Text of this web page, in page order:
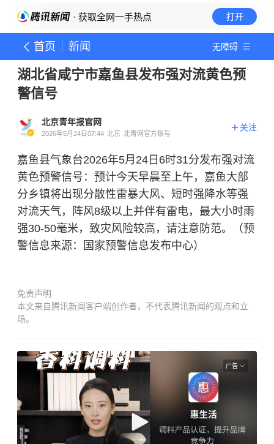
· 获取全网一手热点 打开
首页 新闻 无障碍
湖北省咸宁市嘉鱼县发布强对流黄色预
警信号
北京青年报官网
2026年5月24日07:44 北京 北青网官方账号
关注
嘉鱼县气象台2026年5月24日6时31分发布强对流
黄色预警信号：预计今天早晨至上午，嘉鱼大部
分乡镇将出现分散性雷暴大风、短时强降水等强
对流天气，阵风8级以上并伴有雷电，最大小时雨
强30-50毫米，致灾风险较高，请注意防范。（预
警信息来源：国家预警信息发布中心）
免责声明
本文来自腾讯新闻客户端创作者，不代表腾讯新闻的观点和立
场。
广告